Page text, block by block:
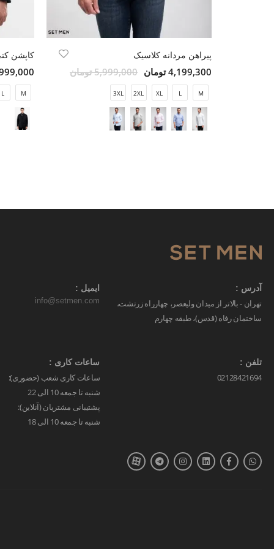
پیراهن مردانه کلاسیک
4,199,300 تومان 5,999,000 تومان
M
L
XL
2XL
3XL
کاپشن
9,999,000
M
L
آدرس :
تهران - بالاتر از میدان ولیعصر، چهارراه زرتشت،
ساختمان رفاه (قدس)، طبقه چهارم
ایمیل :
info@setmen.com
تلفن :
02128421694
ساعات کاری :
ساعات کاری شعب (حضوری):
شنبه تا جمعه 10 الی 22
پشتیبانی مشتریان (آنلاین):
شنبه تا جمعه 10 الی 18